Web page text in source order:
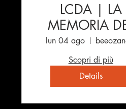
LCDA | LA
MEMORIA
FARE
lun 04 ago
Scopri di più
Details